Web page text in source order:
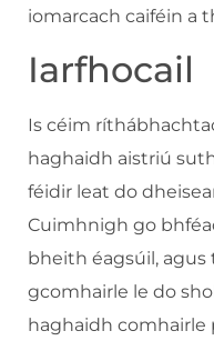
iomarcach caiféin a
Iarfhocail
Is céim
haghaidh aistriú
féidir leat do
Cuimhnigh go
bheith éagsúil,
gcomhairle le do
haghaidh comhairle